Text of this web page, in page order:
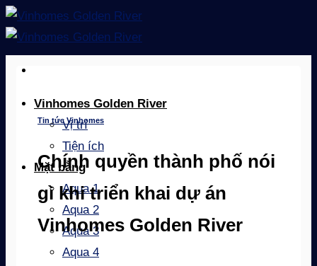
Skip
to
content
Vinhomes Golden River
Vị trí
Tiện ích
Mặt bằng
Aqua 1
Aqua 2
Aqua 3
Aqua 4
Tin tức Vinhomes
Chính quyền thành phố nói
gì khi triển khai dự án
Vinhomes Golden River